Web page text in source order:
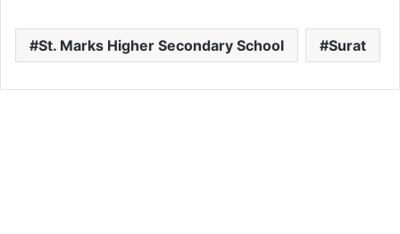
St. Marks Higher Secondary School Surat